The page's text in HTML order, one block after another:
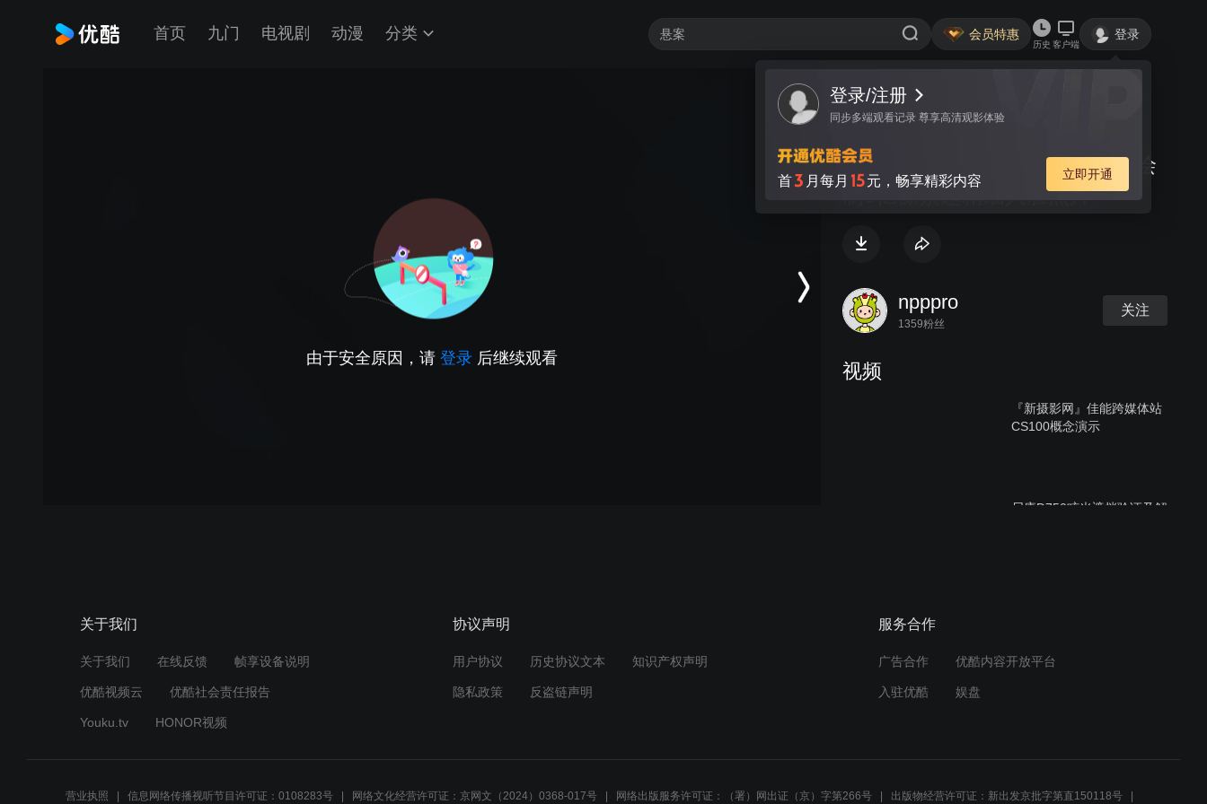
首页 九门 电视剧 动漫 分类 会员特惠
历史 客户端
登录
登录/注册
同步多端观看记录 尊享高清观影体验
首3 月每月 15元，畅享精彩内容 立即开通
由于安全原因，请 登录 后继续观看
视频 讨论
『新摄影网』机械臂+微距镜头绘
制9亿像素超精细人脸照片
npppro
1359粉丝
关注
视频
『新摄影网』佳能跨媒体站
CS100概念演示
尼康D750眩光遮挡验证及解
关于我们
关于我们 在线反馈 帧享设备说明
优酷视频云 优酷社会责任报告
Youku.tv HONOR视频
协议声明
用户协议 历史协议文本 知识产权声明
隐私政策 反盗链声明
服务合作
广告合作 优酷内容开放平台
入驻优酷 娱盘
营业执照 信息网络传播视听节目许可证：0108283号 网络文化经营许可证：京网文（2024）0368-017号 网络出版服务许可证：（署）网出证（京）字第266号 出版物经营许可证：新出发京批字第直150118号